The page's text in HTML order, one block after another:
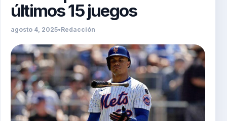
últimos 15 juegos
agosto 4, 2025•Redacción